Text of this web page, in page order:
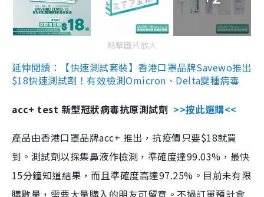
點擊圖片放大
延伸閱讀：【快速測試套裝】香港口罩品牌Savewo推出
$18快速測試劑！有效檢測Omicron、Delta變種病毒
acc+ test 新型冠狀病毒抗原測試劑 >>按此選購<<
產品由香港口罩品牌acc+ 推出，抗疫價只要$18就買
到。測試劑以採集鼻液作檢測，準確度達99.03%，最快
15分鐘知道結果，而且準確度高達97.25%。目前未有限
購數量，需要大量購入的朋友可留意。不過訂單預計會